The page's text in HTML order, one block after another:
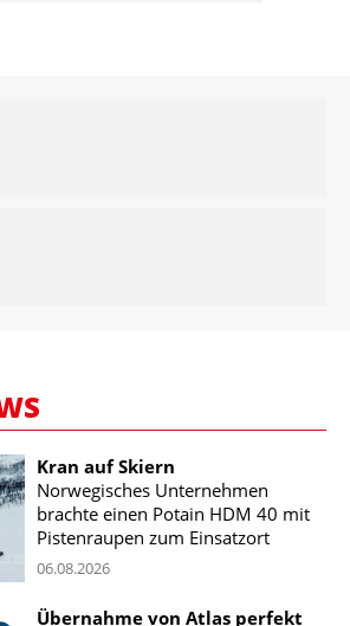
Kran auf Skiern
Norwegisches Unternehmen
brachte einen Potain HDM 40 mit
Pistenraupen zum Einsatzort
06.08.2026
Übernahme von Atlas perfekt